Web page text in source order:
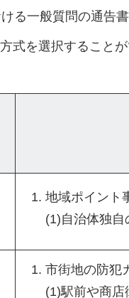
る一般質問の通告
式を選択することが
地域ポイント
(1)自治体独
市街地の防犯
(1)駅前や商